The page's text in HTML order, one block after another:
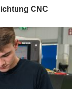
CNC